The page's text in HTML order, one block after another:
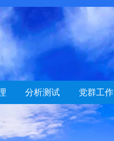
分析测试 党群工作